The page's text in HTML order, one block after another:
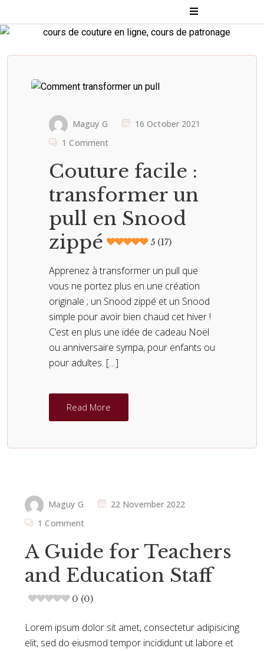
Maguy G
16 October 2021
1 Comment
Couture facile :
transformer un
pull en Snood
zippé
5 (17)
Apprenez à transformer un pull que
vous ne portez plus en une création
originale ; un Snood zippé et un Snood
simple pour avoir bien chaud cet hiver !
C’est en plus une idée de cadeau Noël
ou anniversaire sympa, pour enfants ou
pour adultes. […]
Read More
Maguy G
22 November 2022
1 Comment
A Guide for Teachers
and Education Staff
0 (0)
Lorem ipsum dolor sit amet, consectetur adipisicing
elit, sed do eiusmod tempor incididunt ut labore et